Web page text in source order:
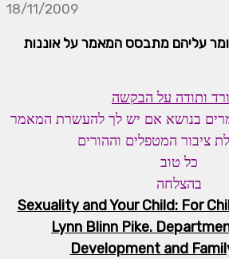
18/11/2009
עליהם מתבסס המאמר על אוננות
ותודה על הבקשה
בנושא אם יש לך להעשרת המאמר
ציבור המטפלים וההורים
כל טוב
בהצלחה
Sexuality and Your Child: For
Lynn Blinn Pike.
Development and